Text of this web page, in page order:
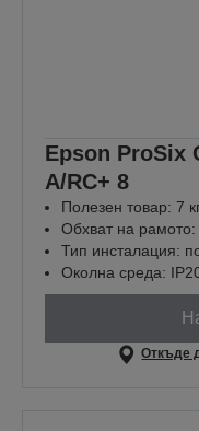
Epson ProSix
A/RC+ 8
Полезен товар: 7
Обхват на
Тип инсталация:
Околна среда:
Откъде